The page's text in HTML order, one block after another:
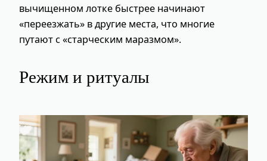
вычищенном лотке быстрее начинают
«переезжать» в другие места, что многие
путают с «старческим маразмом».
Режим и ритуалы